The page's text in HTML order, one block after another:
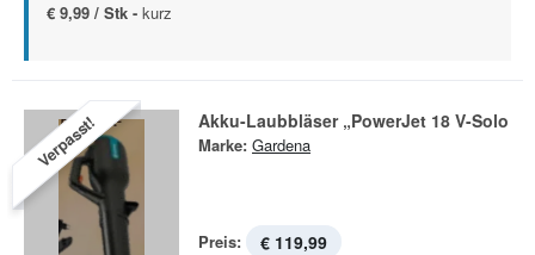
€ 9,99 / Stk - kurz
Verpasst! Akku-Laubbläser „PowerJet 18 V-Solo
Marke: Gardena
Preis: € 119,99